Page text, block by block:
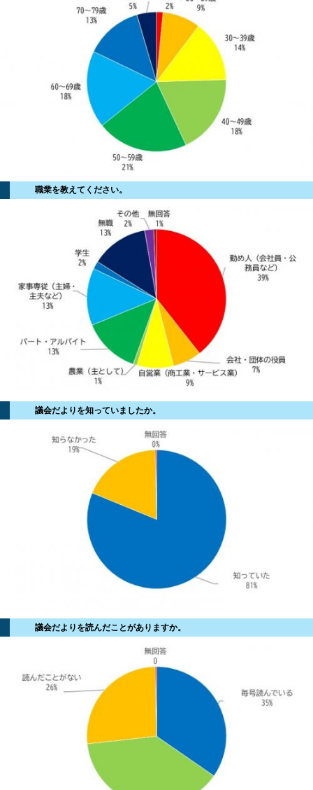
職業を教えてください。
議会だよりを知っていましたか。
議会だよりを読んだことがありますか。